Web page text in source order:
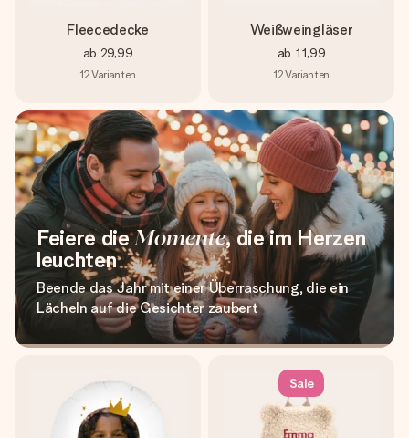
Fleecedecke
ab 29,99
12Varianten
Weißweingläser
ab 11,99
12Varianten
Feiere dieMomente, die im Herzen
leuchten
Beende das Jahr mit einer Überraschung, die ein
Lächeln auf die Gesichter zaubert
Sale